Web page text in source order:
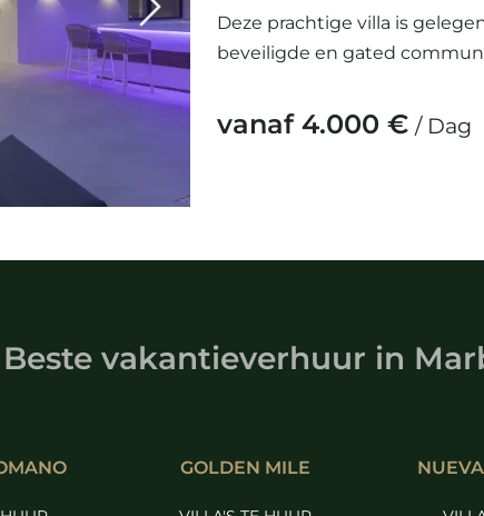
Next
Deze prachtige villa is
beveiligde en gated
vanaf 4.000 € / Dag
Beste vakantieverhuur in
GOLDEN MILE